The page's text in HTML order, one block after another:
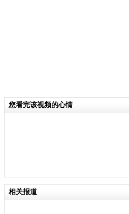
您看完该视频的心情
相关报道